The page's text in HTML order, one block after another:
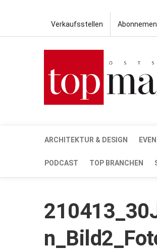
Verkaufsstellen
ARCHITEKTUR & DESIGN
PODCAST TOP BRANCHEN